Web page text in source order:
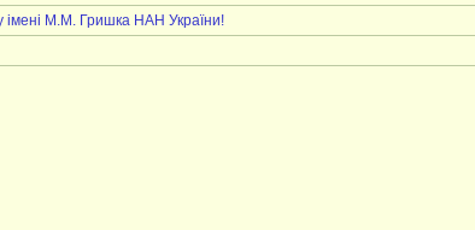
імені М.М. Гришка НАН України!